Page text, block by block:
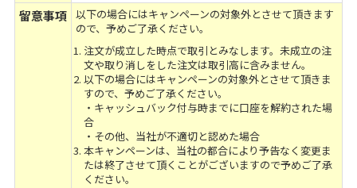
留意事項 以下の場合にはキャンペーンの対象外とさせて頂きます
ので、予めご了承ください。
注文が成立した時点で取引とみなします。未成立の注
文や取り消しをした注文は取引高に含みません。
以下の場合にはキャンペーンの対象外とさせて頂きま
すので、予めご了承ください。
・キャッシュバック付与時までに口座を解約された場
合
・その他、当社が不適切と認めた場合
本キャンペーンは、当社の都合により予告なく変更ま
たは終了させて頂くことがございますので予めご了承
ください。